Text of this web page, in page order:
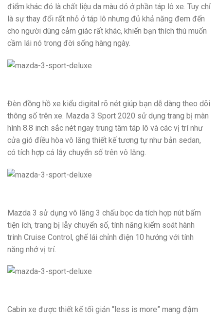
điểm khác đó là chất liệu da màu dỏ ở phần táp lô xe. Tuy chỉ
là sự thay đổi rất nhỏ ở táp lô nhưng đủ khả năng đem đến
cho người dùng cảm giác rất khác, khiến bạn thích thú muốn
cầm lái nó trong đời sống hàng ngày.
Đèn đồng hồ xe kiểu digital rõ nét giúp bạn dễ dàng theo dõi
thông số trên xe. Mazda 3 Sport 2020 sử dụng trang bị màn
hình 8.8 inch sắc nét ngay trung tâm táp lô và các vị trí như
cửa gió điều hòa vô lăng thiết kế tương tự như bản sedan,
có tích hợp cả lẫy chuyển số trên vô lăng.
Mazda 3 sử dụng vô lăng 3 chấu bọc da tích hợp nút bấm
tiện ích, trang bị lẫy chuyển số, tính năng kiểm soát hành
trinh Cruise Control, ghế lái chỉnh điện 10 hướng với tính
năng nhớ vị trí.
Cabin xe được thiết kế tối giản “less is more” mang đậm